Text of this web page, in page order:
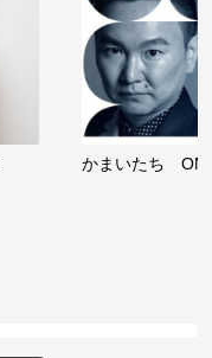
かまいたち